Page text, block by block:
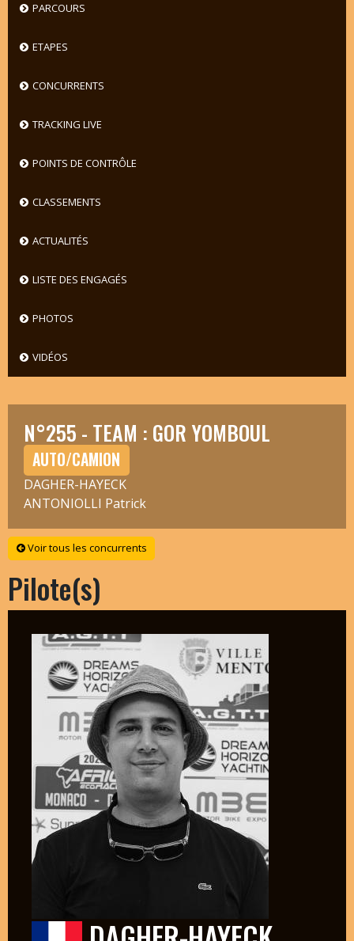
PARCOURS
ETAPES
CONCURRENTS
TRACKING LIVE
POINTS DE CONTRÔLE
CLASSEMENTS
ACTUALITÉS
LISTE DES ENGAGÉS
PHOTOS
VIDÉOS
N°255 - TEAM : GOR YOMBOUL
AUTO/CAMION
DAGHER-HAYECK
ANTONIOLLI Patrick
Voir tous les concurrents
Pilote(s)